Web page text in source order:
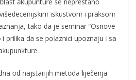
iskustvom i praksom
tako da je seminar “Osnove
prilika da se polaznici upoznaju i sa
od najstarijih metoda liječenja